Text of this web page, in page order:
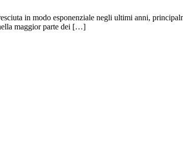
in modo esponenziale negli ultimi anni,
maggior parte dei […]